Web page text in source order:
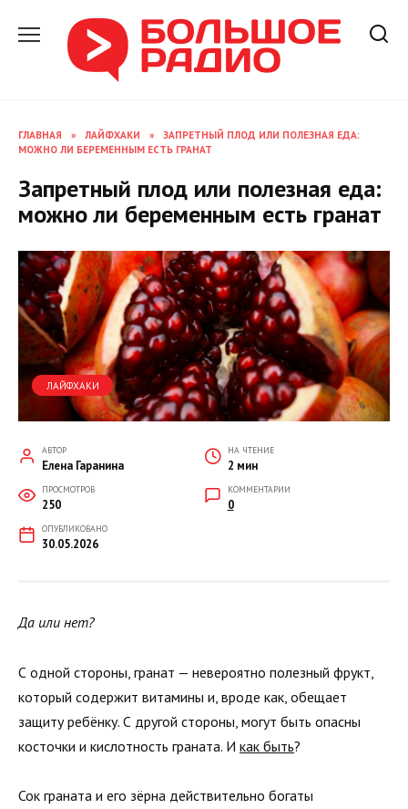
содержанию
ГЛАВНАЯ » ЛАЙФХАКИ »
ЗАПРЕТНЫЙ ПЛОД ИЛИ ПОЛЕЗНАЯ ЕДА:
МОЖНО ЛИ БЕРЕМЕННЫМ ЕСТЬ ГРАНАТ
Запретный плод или полезная еда:
можно ли беременным есть гранат
ЛАЙФХАКИ
АВТОР
Елена Гаранина
НА ЧТЕНИЕ
2 мин
ПРОСМОТРОВ
250
КОММЕНТАРИИ
0
ОПУБЛИКОВАНО
30.05.2026
Да или нет?
С одной стороны, гранат — невероятно полезный фрукт,
который содержит витамины и, вроде как, обещает
защиту ребёнку. С другой стороны, могут быть опасны
косточки и кислотность граната. И как быть?
Сок граната и его зёрна действительно богаты